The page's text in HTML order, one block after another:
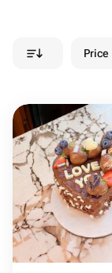
Price